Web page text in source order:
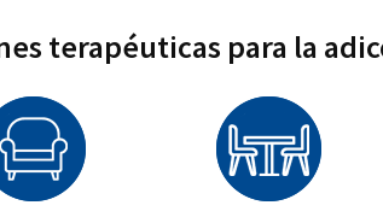
terapéuticas para la